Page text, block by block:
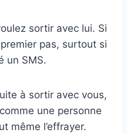
sortir avec lui. Si
pas, surtout si
un SMS.
à sortir avec vous,
une personne
même l’effrayer.